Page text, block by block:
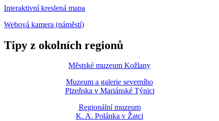
Interaktivní kreslená mapa
Webová kamera (náměstí)
Tipy z okolních regionů
Městské muzeum Kožlany
Muzeum a galerie severního
Plzeňska v Mariánské Týnici
Regionální muzeum
K. A. Polánka v Žatci